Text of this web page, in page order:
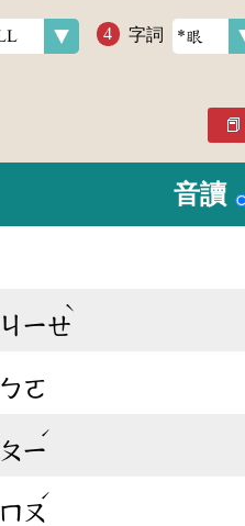
字詞
音讀
ㄐㄧㄝ
ˋ
ㄅㄛ
ㄆㄧ
ˊ
ㄇㄡ
ˊ